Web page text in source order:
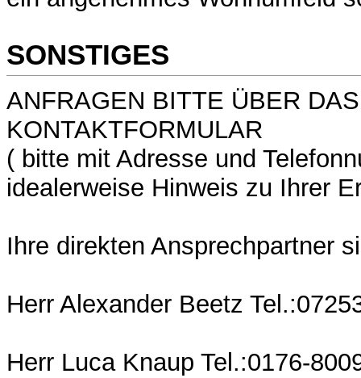
SONSTIGES
ANFRAGEN BITTE ÜBER DAS
KONTAKTFORMULAR
( bitte mit Adresse und
idealerweise Hinweis zu Ihrer
Ihre direkten Ansprechpartner
Herr Alexander Beetz
Herr Luca Knaup Tel.:0176-